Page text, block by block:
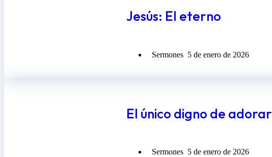
Jesús: El eterno
Sermones 5 de enero de 2026
El único digno de adorar
Sermones 5 de enero de 2026